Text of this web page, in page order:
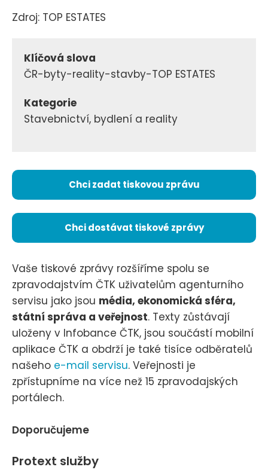
Zdroj: TOP ESTATES
Klíčová slova
ČR-byty-reality-stavby-TOP ESTATES
Kategorie
Stavebnictví, bydlení a reality
Chci zadat tiskovou zprávu
Chci dostávat tiskové zprávy
Vaše tiskové zprávy rozšíříme spolu se
zpravodajstvím ČTK uživatelům agenturního
servisu jako jsou média, ekonomická sféra,
státní správa a veřejnost. Texty zůstávají
uloženy v Infobance ČTK, jsou součástí mobilní
aplikace ČTK a obdrží je také tisíce odběratelů
našeho e-mail servisu. Veřejnosti je
zpřístupníme na více než 15 zpravodajských
portálech.
Doporučujeme
Protext služby